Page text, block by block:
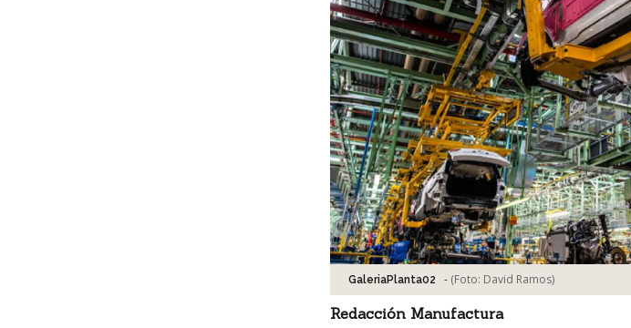
GaleriaPlanta02 - (Foto: David Ramos)
Redacción Manufactura